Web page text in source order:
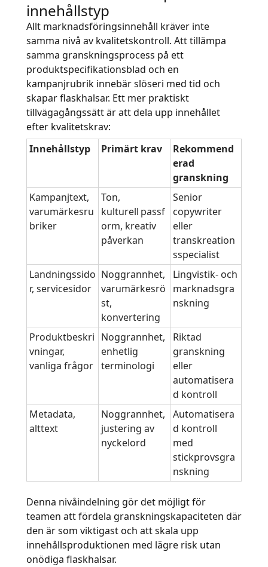
innehållstyp
Allt marknadsföringsinnehåll kräver inte
samma nivå av kvalitetskontroll. Att tillämpa
samma granskningsprocess på ett
produktspecifikationsblad och en
kampanjrubrik innebär slöseri med tid och
skapar flaskhalsar. Ett mer praktiskt
tillvägagångssätt är att dela upp innehållet
efter kvalitetskrav:
Innehållstyp
Primärt krav
Rekommend
erad
granskning
Kampanjtext,
varumärkesru
briker
Ton,
kulturell passf
orm, kreativ
påverkan
Senior
copywriter
eller
transkreation
sspecialist
Landningssido
r, servicesidor
Noggrannhet,
varumärkesrö
st,
konvertering
Lingvistik- och
marknadsgra
nskning
Produktbeskri
vningar,
vanliga frågor
Noggrannhet,
enhetlig
terminologi
Riktad
granskning
eller
automatisera
d kontroll
Metadata,
alttext
Noggrannhet,
justering av
nyckelord
Automatisera
d kontroll
med
stickprovsgra
nskning
Denna nivåindelning gör det möjligt för
teamen att fördela granskningskapaciteten där
den är som viktigast och att skala upp
innehållsproduktionen med lägre risk utan
onödiga flaskhalsar.